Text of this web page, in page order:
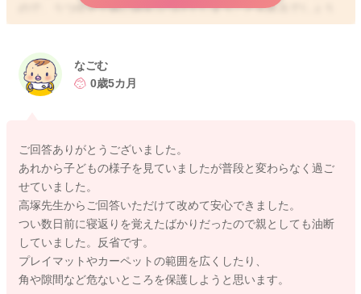
ので、うつ伏せで床に頭をぶつけてしまうこともあるでしょう
し、寝返りをしたときに周りのものにぶつけてしまうことも多
お話を伺う限りですと、周りからの強い力が加わっていたり、
高いところから落ちたりしたわけではないので、お子さんのご
作を制限することはなかなか難しいので、お子さんの身の回り
の環境を整えていただくといいかと思いますよ。硬いものの角
には衝撃防止シートなどをつけていただいたり、床にプレイマ
ットやカーペットなどを敷いていただき、少しでも衝撃を保護
していただければいいのではないかと思いますよ。基本的に
は、お子さんがご自身でなさる動作による衝撃でしたら、そこ
まで脳や身体への影響もないのではないかと思いますが、まだ
力加減やとっさの動作もできないですので、まずはお子さんが
なごむ
0歳5カ月
ご回答ありがとうございました。
あれから子どもの様子を見ていましたが普段と変わらなく過ご
せていました。
高塚先生からご回答いただけて改めて安心できました。
つい数日前に寝返りを覚えたばかりだったので親としても油断
していました。反省です。
プレイマットやカーペットの範囲を広くしたり、
角や隙間など危ないところを保護しようと思います。